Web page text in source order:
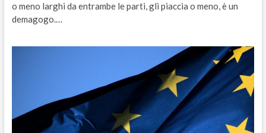
o meno larghi da entrambe le parti, gli piaccia o meno, è un
demagogo.…